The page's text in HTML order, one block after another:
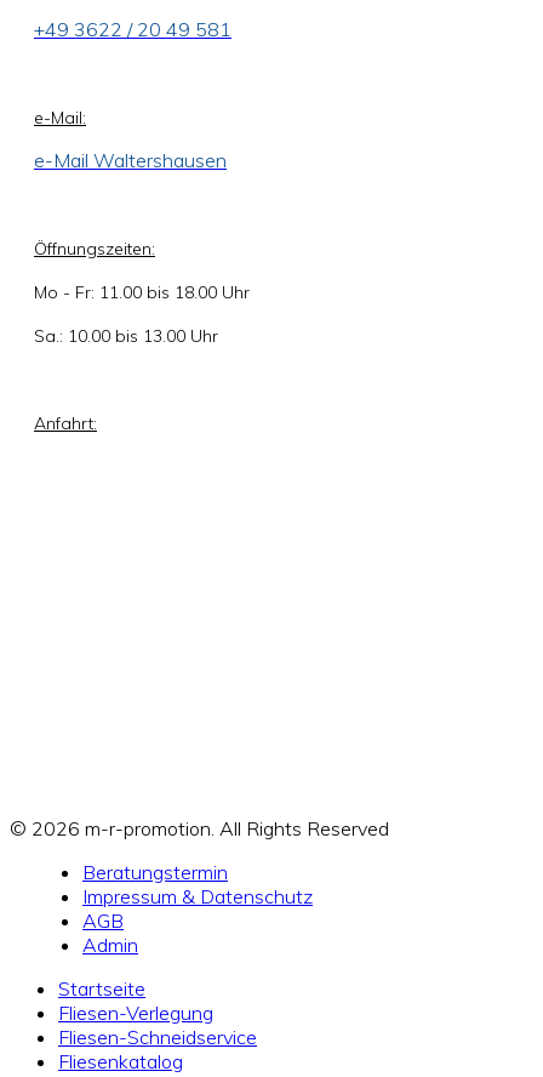
+49 3622 / 20 49 581
e-Mail:
e-Mail Waltershausen
Öffnungszeiten:
Mo - Fr: 11.00 bis 18.00 Uhr
Sa.: 10.00 bis 13.00 Uhr
Anfahrt:
© 2026 m-r-promotion. All Rights Reserved
Beratungstermin
Impressum & Datenschutz
AGB
Admin
Startseite
Fliesen-Verlegung
Fliesen-Schneidservice
Fliesenkatalog